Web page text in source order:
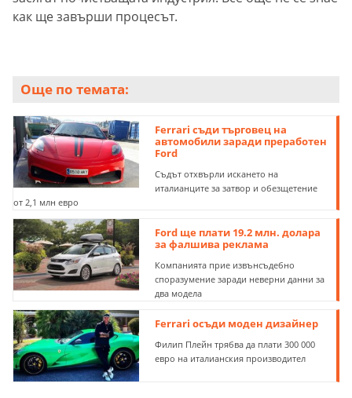
как ще завърши процесът.
Още по темата:
Ferrari съди търговец на
автомобили заради преработен
Ford
Съдът отхвърли искането на
италианците за затвор и обезщетение
от 2,1 млн евро
Ford ще плати 19.2 млн. долара
за фалшива реклама
Компанията прие извънсъдебно
споразумение заради неверни данни за
два модела
Ferrari осъди моден дизайнер
Филип Плейн трябва да плати 300 000
евро на италианския производител